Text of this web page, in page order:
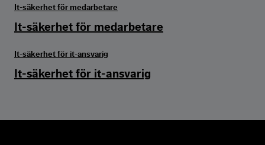
It-säkerhet för medarbetare
It-säkerhet för medarbetare
It-säkerhet för it-ansvarig
It-säkerhet för it-ansvarig